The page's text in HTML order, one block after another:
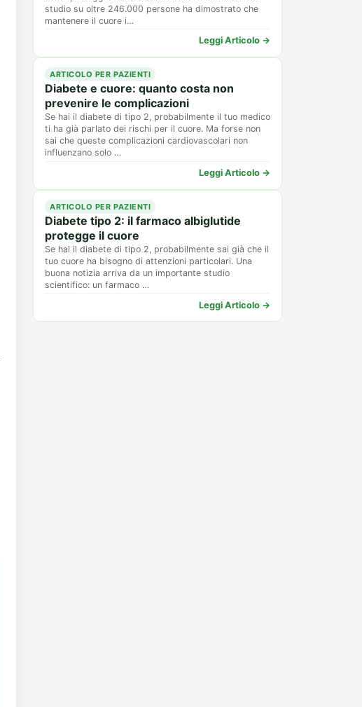
studio su oltre 246.000 persone ha dimostrato che
mantenere il cuore i…
Leggi Articolo →
ARTICOLO PER PAZIENTI
Diabete e cuore: quanto costa non
prevenire le complicazioni
Se hai il diabete di tipo 2, probabilmente il tuo medico
ti ha già parlato dei rischi per il cuore. Ma forse non
sai che queste complicazioni cardiovascolari non
influenzano solo …
Leggi Articolo →
ARTICOLO PER PAZIENTI
Diabete tipo 2: il farmaco albiglutide
protegge il cuore
Se hai il diabete di tipo 2, probabilmente sai già che il
tuo cuore ha bisogno di attenzioni particolari. Una
buona notizia arriva da un importante studio
scientifico: un farmaco …
Leggi Articolo →